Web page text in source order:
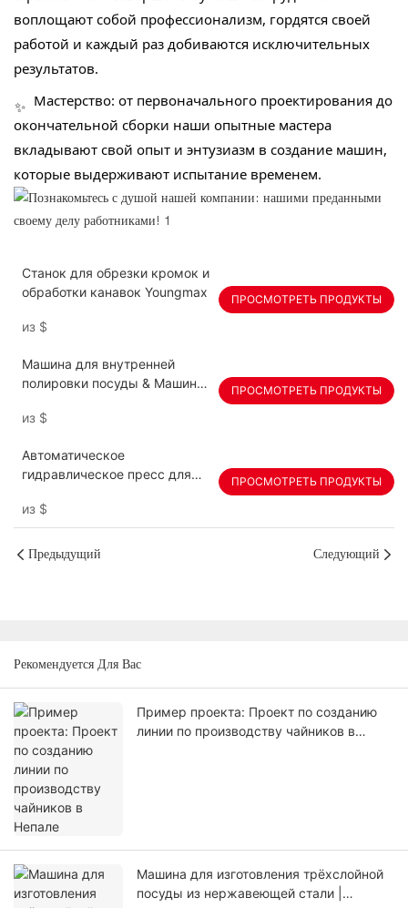
воплощают собой профессионализм, гордятся своей
работой и каждый раз добиваются исключительных
результатов.
✨ Мастерство: от первоначального проектирования до
окончательной сборки наши опытные мастера
вкладывают свой опыт и энтузиазм в создание машин,
которые выдерживают испытание временем.
Станок для обрезки кромок и
обработки канавок Youngmax
из $
ПРОСМОТРЕТЬ ПРОДУКТЫ
Машина для внутренней
полировки посуды & Машина
из $
ПРОСМОТРЕТЬ ПРОДУКТЫ
Автоматическое
гидравлическое пресс для
из $
ПРОСМОТРЕТЬ ПРОДУКТЫ
Предыдущий Следующий
Рекомендуется Для Вас
Пример проекта: Проект по созданию
линии по производству чайников в
Машина для изготовления трёхслойной
посуды из нержавеющей стали |